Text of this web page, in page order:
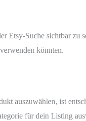
Etsy-Suche sichtbar zu
könnten.
auszuwählen, ist
für dein Listing